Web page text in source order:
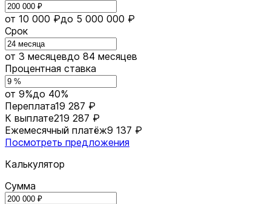
от 10 000 ₽до 5 000 000 ₽
Срок
от 3 месяцевдо 84 месяцев
Процентная ставка
от 9%до 40%
Переплата19 287 ₽
К выплате219 287 ₽
Ежемесячный платёж9 137 ₽
Посмотреть предложения
Калькулятор
Сумма